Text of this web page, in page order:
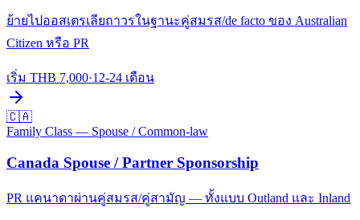
ย้ายไปออสเตรเลียถาวรในฐานะคู่สมรส/de facto ของ Australian
Citizen หรือ PR
เริ่ม THB 7,000·12-24 เดือน
🇨🇦
Family Class — Spouse / Common-law
Canada Spouse / Partner Sponsorship
PR แคนาดาผ่านคู่สมรส/คู่สามัญ — ทั้งแบบ Outland และ Inland